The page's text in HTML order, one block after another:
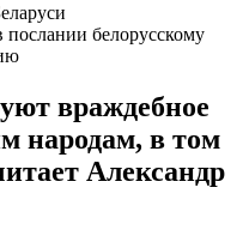
белорусскому
враждебное
народам, в том
Александр